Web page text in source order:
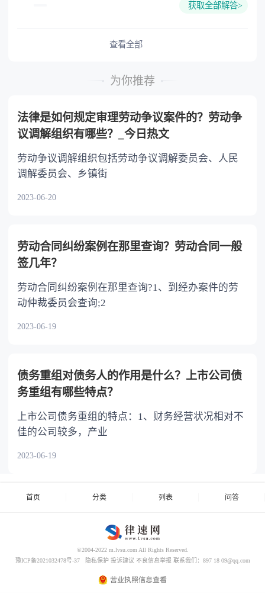
或者与被继承人共同生活的继承人，分配遗产
的继承人，不尽扶养义务的，分配遗产时，应当
获取全部解答>
查看全部
为你推荐
法律是如何规定审理劳动争议案件的？劳动争
议调解组织有哪些？_今日热文
劳动争议调解组织包括劳动争议调解委员会、人民
调解委员会、乡镇街
2023-06-20
劳动合同纠纷案例在那里查询？劳动合同一般
签几年？
劳动合同纠纷案例在那里查询?1、到经办案件的劳
动仲裁委员会查询;2
2023-06-19
债务重组对债务人的作用是什么？上市公司债
务重组有哪些特点？
上市公司债务重组的特点：1、财务经营状况相对不
佳的公司较多，产业
2023-06-19
首页 分类 列表 问答
©2004-2022 m.lvsu.com All Rights Reserved.
豫ICP备2021032478号-37
隐私保护 投诉建议 不良信息举报 联系我们：897 18 09@qq.com